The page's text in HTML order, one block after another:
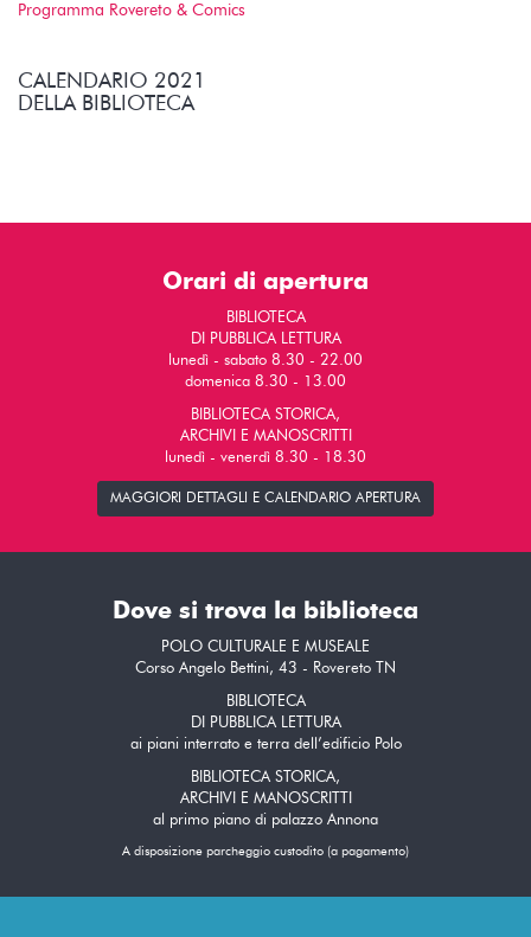
Programma Rovereto & Comics
CALENDARIO 2021
DELLA BIBLIOTECA
Orari di apertura
BIBLIOTECA
DI PUBBLICA LETTURA
lunedì - sabato 8.30 - 22.00
domenica 8.30 - 13.00
BIBLIOTECA STORICA,
ARCHIVI E MANOSCRITTI
lunedì - venerdì 8.30 - 18.30
MAGGIORI DETTAGLI E CALENDARIO APERTURA
Dove si trova la biblioteca
POLO CULTURALE E MUSEALE
Corso Angelo Bettini, 43 - Rovereto TN
BIBLIOTECA
DI PUBBLICA LETTURA
ai piani interrato e terra dell’edificio Polo
BIBLIOTECA STORICA,
ARCHIVI E MANOSCRITTI
al primo piano di palazzo Annona
A disposizione parcheggio custodito (a pagamento)